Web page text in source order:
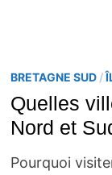
BRETAGNE SUD/
Quelles
Nord et
Pourquoi